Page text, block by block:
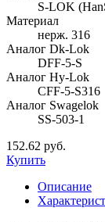
S-LOK
Материал
нерж. 316
Аналог Dk-Lok
DFF-5-S
Аналог Hy-Lok
CFF-5-S316
Аналог Swagelok
SS-503-1
152.62 руб.
Купить
Описание